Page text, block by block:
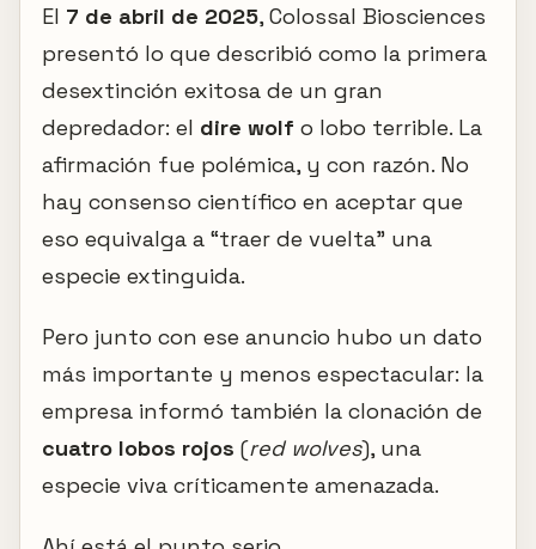
El 7 de abril de 2025, Colossal Biosciences
presentó lo que describió como la primera
desextinción exitosa de un gran
depredador: el dire wolf o lobo terrible. La
afirmación fue polémica, y con razón. No
hay consenso científico en aceptar que
eso equivalga a “traer de vuelta” una
especie extinguida.
Pero junto con ese anuncio hubo un dato
más importante y menos espectacular: la
empresa informó también la clonación de
cuatro lobos rojos (red wolves), una
especie viva críticamente amenazada.